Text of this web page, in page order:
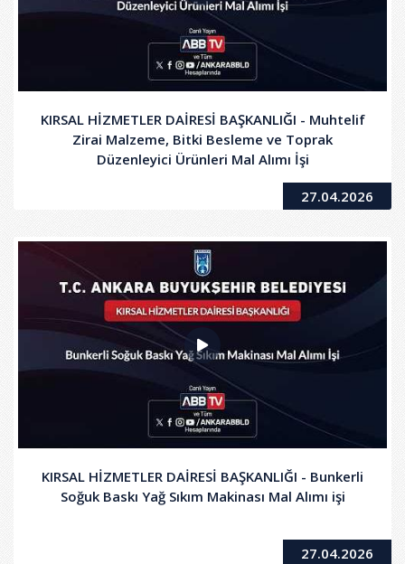
KIRSAL HİZMETLER DAİRESİ BAŞKANLIĞI - Muhtelif
Zirai Malzeme, Bitki Besleme ve Toprak
Düzenleyici Ürünleri Mal Alımı İşi
27.04.2026
KIRSAL HİZMETLER DAİRESİ BAŞKANLIĞI - Bunkerli
Soğuk Baskı Yağ Sıkım Makinası Mal Alımı işi
27.04.2026